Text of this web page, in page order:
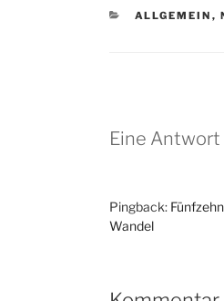
KATEGORIEN
ALLGEMEIN ,
Eine Antwort
Pingback:
Wandel